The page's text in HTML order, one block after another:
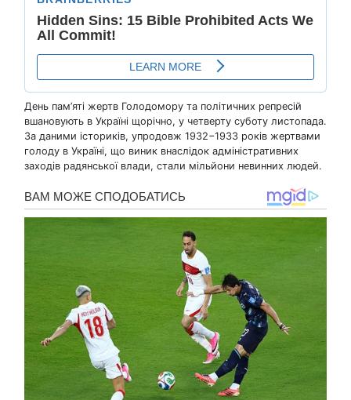
День пам’яті жертв Голодомору та політичних репресій
вшановують в Україні щорічно, у четверту суботу листопада.
За даними істориків, упродовж 1932−1933 років жертвами
голоду в Україні, що виник внаслідок адміністративних
заходів радянської влади, стали мільйони невинних людей.